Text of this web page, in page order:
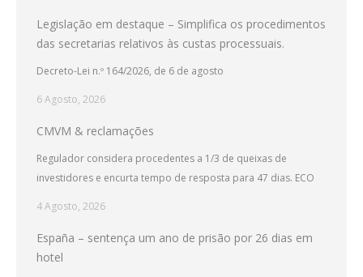
Legislação em destaque – Simplifica os procedimentos
das secretarias relativos às custas processuais.
Decreto-Lei n.º 164/2026, de 6 de agosto
6 Agosto, 2026
CMVM & reclamações
Regulador considera procedentes a 1/3 de queixas de
investidores e encurta tempo de resposta para 47 dias. ECO
4 Agosto, 2026
España – sentença um ano de prisão por 26 dias em
hotel